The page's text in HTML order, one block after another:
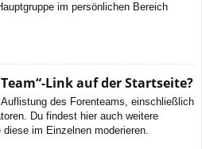
im persönlichen Bereich
Link auf der Startseite?
des Forenteams, einschließlich
Du findest hier auch weitere
im Einzelnen moderieren.